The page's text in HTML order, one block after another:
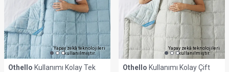
Yapay zekâ teknolojileri
kullanılmıştır.
Othello Kullanımı Kolay Tek
Yapay zekâ teknolojileri
kullanılmıştır.
Othello Kullanımı Kolay Çift